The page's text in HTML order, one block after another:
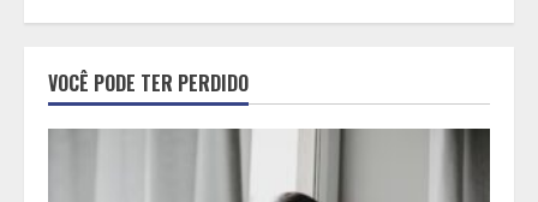
universitário: adultos que
conciliam estudo, trabalho e
família
VOCÊ PODE TER PERDIDO